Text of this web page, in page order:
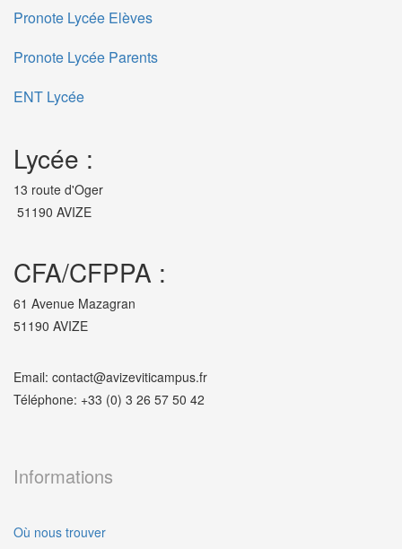
Pronote Lycée Elèves
Pronote Lycée Parents
ENT Lycée
Lycée :
13 route d'Oger
51190 AVIZE
CFA/CFPPA :
61 Avenue Mazagran
51190 AVIZE
Email: contact@avizeviticampus.fr
Téléphone: +33 (0) 3 26 57 50 42
Informations
Où nous trouver